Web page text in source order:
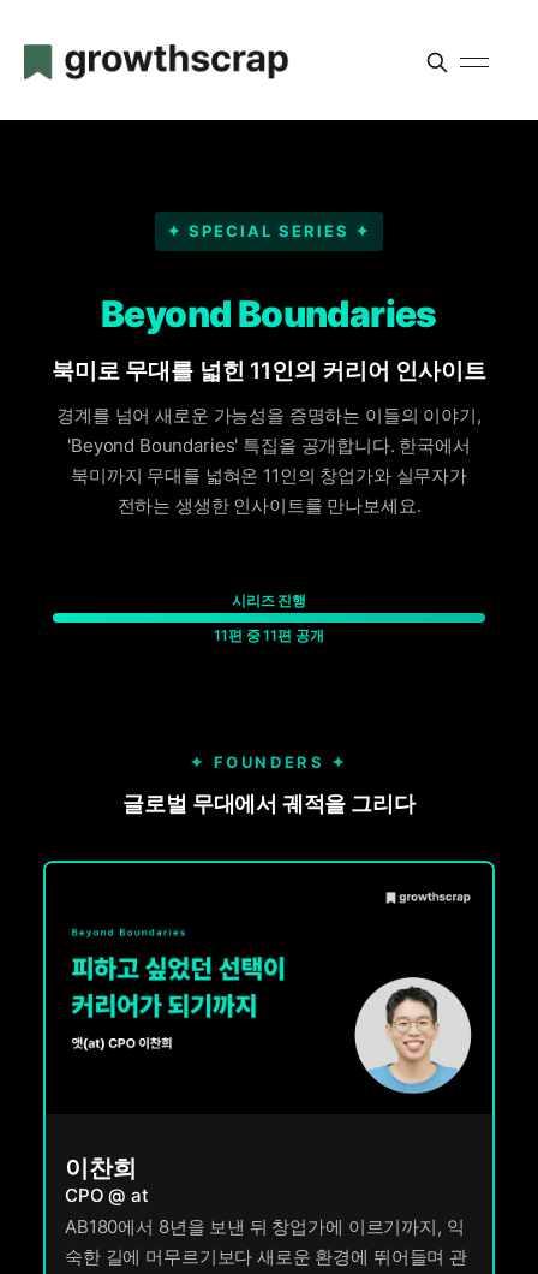
✦ SPECIAL SERIES ✦
Beyond Boundaries
북미로 무대를 넓힌 11인의 커리어 인사이트
경계를 넘어 새로운 가능성을 증명하는 이들의 이야기,
'Beyond Boundaries' 특집을 공개합니다. 한국에서
북미까지 무대를 넓혀온 11인의 창업가와 실무자가
전하는 생생한 인사이트를 만나보세요.
시리즈 진행
11편 중 11편 공개
✦ FOUNDERS ✦
글로벌 무대에서 궤적을 그리다
이찬희
CPO @ at
AB180에서 8년을 보낸 뒤 창업가에 이르기까지, 익
숙한 길에 머무르기보다 새로운 환경에 뛰어들며 관